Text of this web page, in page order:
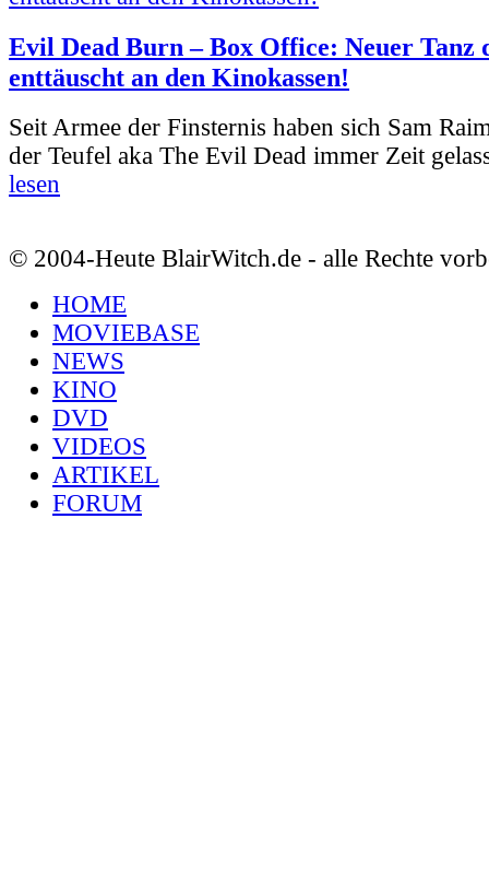
Evil Dead Burn – Box Office: Neuer Tanz
enttäuscht an den Kinokassen!
Seit Armee der Finsternis haben sich Sam
der Teufel aka The Evil Dead immer Zeit
lesen
© 2004-Heute BlairWitch.de - alle Rechte
HOME
MOVIEBASE
NEWS
KINO
DVD
VIDEOS
ARTIKEL
FORUM